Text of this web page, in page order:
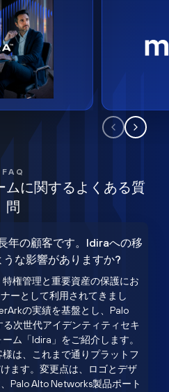
FAQ
ムに関するよくある質
問
年の顧客です。Idiraへの移
な影響がありますか?
権管理と重要資産の保護にお
ーとして利用されてきまし
の実績を基盤とし、Palo
次世代アイデンティティセキ
ム「Idira」をご紹介します。
は、これまで通りプラットフ
ます。変更点は、ロゴとデザ
Palo Alto Networks製品ポート